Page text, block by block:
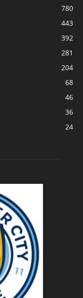
780
443
392
281
204
68
46
36
24